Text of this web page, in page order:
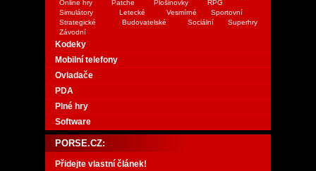
Online hry
Patche Plošinovky
RPG
Simulátory
Letecké Vesmírné
Sportovní
Strategické
Budovatelské Sociální
Superhry
Závodní
Kodeky
Mobilní telefony
Ovladače
PDA
Plné hry
Software
PORSE.CZ:
Přidejte vlastní článek!